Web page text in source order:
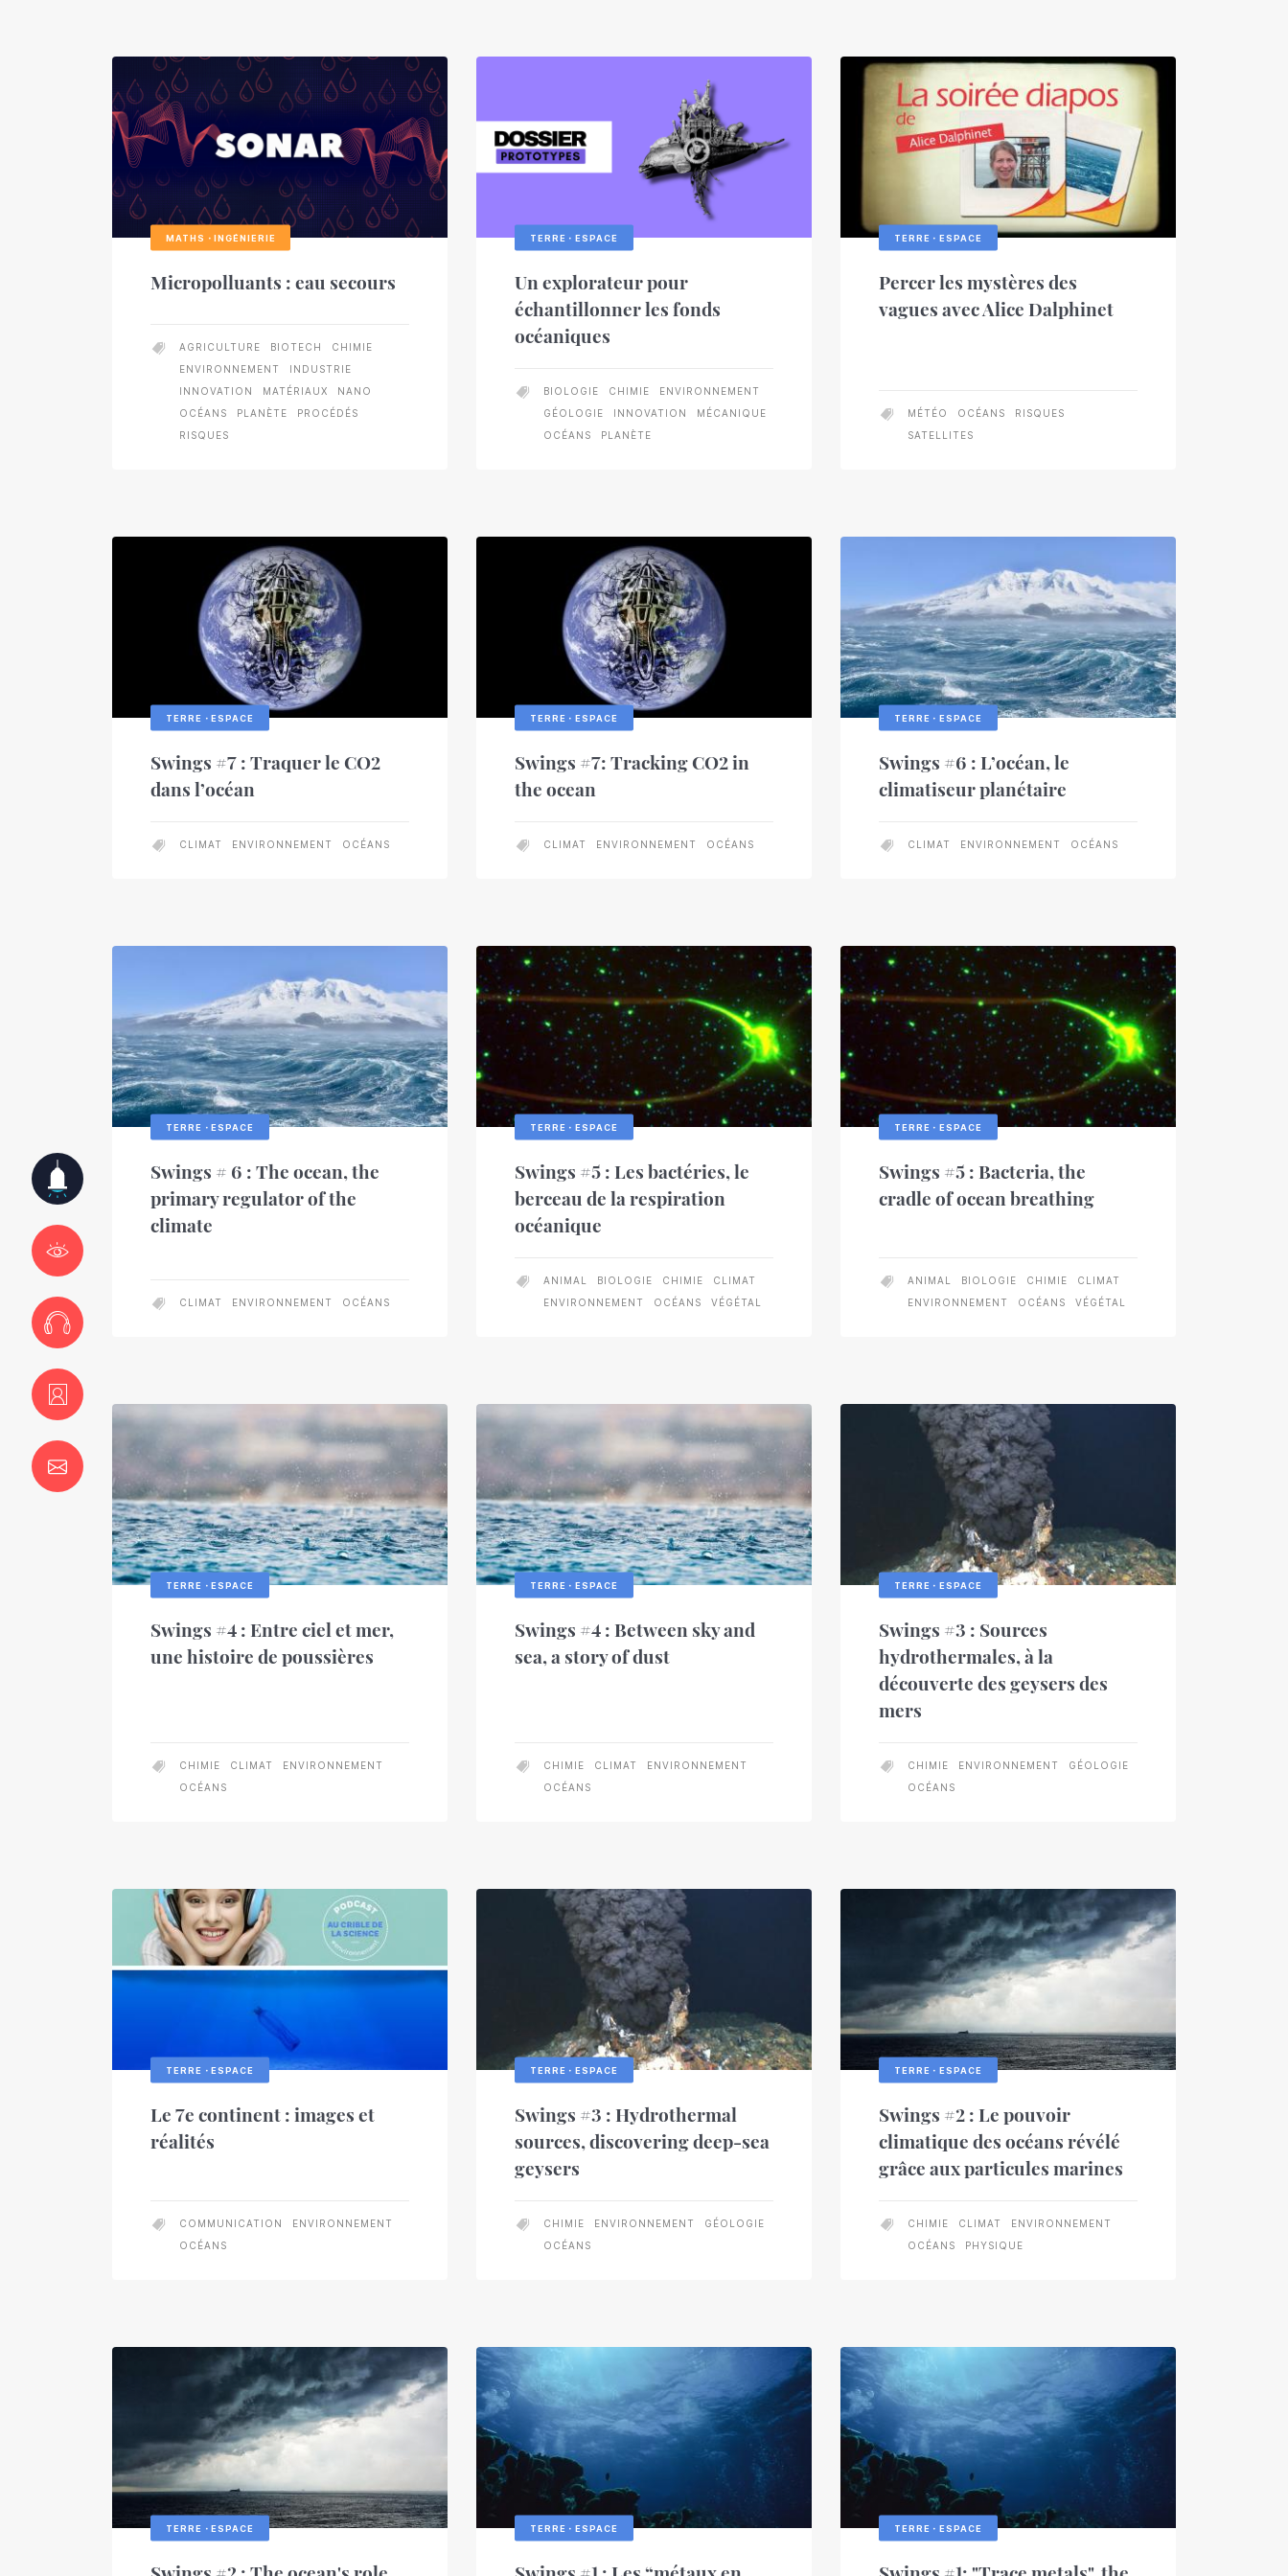
MATHS・INGÉNIERIE
Micropolluants : eau secours
AGRICULTURE BIOTECH
CHIMIE
ENVIRONNEMENT
INDUSTRIE
INNOVATION
MATÉRIAUX
NANO
OCÉANS
PLANÈTE
PROCÉDÉS
RISQUES
TERRE・ESPACE
Un explorateur pour
échantillonner les fonds
océaniques
BIOLOGIE CHIMIE
ENVIRONNEMENT
GÉOLOGIE
INNOVATION
MÉCANIQUE
OCÉANS
PLANÈTE
TERRE・ESPACE
Percer les mystères des
vagues avec Alice Dalphinet
MÉTÉO OCÉANS
RISQUES
SATELLITES
TERRE・ESPACE
Swings #7 : Traquer le CO2
dans l’océan
CLIMAT ENVIRONNEMENT OCÉANS
TERRE・ESPACE
Swings #7: Tracking CO2 in
the ocean
CLIMAT ENVIRONNEMENT OCÉANS
TERRE・ESPACE
Swings #6 : L’océan, le
climatiseur planétaire
CLIMAT ENVIRONNEMENT OCÉANS
TERRE・ESPACE
Swings # 6 : The ocean, the
primary regulator of the
climate
CLIMAT ENVIRONNEMENT OCÉANS
TERRE・ESPACE
Swings #5 : Les bactéries, le
berceau de la respiration
océanique
ANIMAL BIOLOGIE CHIMIE
CLIMAT
ENVIRONNEMENT
OCÉANS VÉGÉTAL
TERRE・ESPACE
Swings #5 : Bacteria, the
cradle of ocean breathing
ANIMAL BIOLOGIE CHIMIE
CLIMAT
ENVIRONNEMENT
OCÉANS VÉGÉTAL
TERRE・ESPACE
Swings #4 : Entre ciel et mer,
une histoire de poussières
CHIMIE CLIMAT
ENVIRONNEMENT
OCÉANS
TERRE・ESPACE
Swings #4 : Between sky and
sea, a story of dust
CHIMIE CLIMAT
ENVIRONNEMENT
OCÉANS
TERRE・ESPACE
Swings #3 : Sources
hydrothermales, à la
découverte des geysers des
mers
CHIMIE ENVIRONNEMENT
GÉOLOGIE
OCÉANS
TERRE・ESPACE
Le 7e continent : images et
réalités
COMMUNICATION
ENVIRONNEMENT
OCÉANS
TERRE・ESPACE
Swings #3 : Hydrothermal
sources, discovering deep-sea
geysers
CHIMIE ENVIRONNEMENT
GÉOLOGIE
OCÉANS
TERRE・ESPACE
Swings #2 : Le pouvoir
climatique des océans révélé
grâce aux particules marines
CHIMIE CLIMAT
ENVIRONNEMENT
OCÉANS
PHYSIQUE
TERRE・ESPACE TERRE・ESPACE TERRE・ESPACE